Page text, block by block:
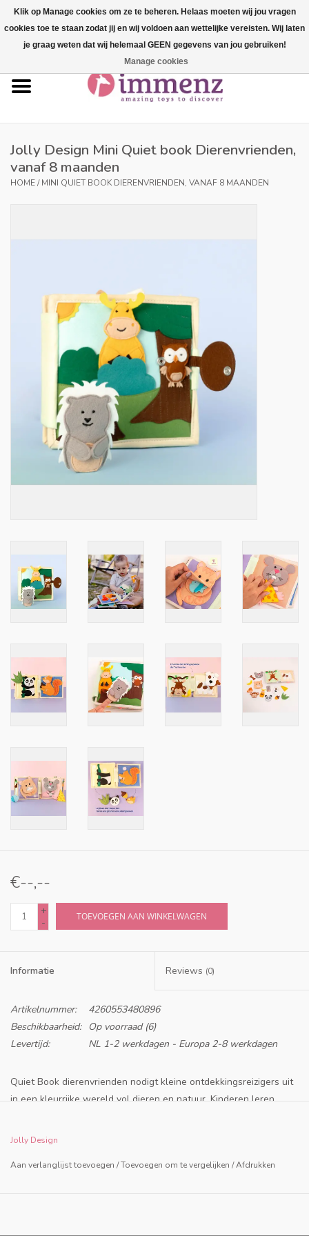
NIEUW in ons assortiment!
Onze merken
Professionals
Merken
Jolly Design Mini Quiet book Dierenvrienden,
vanaf 8 maanden
HOME/MINI QUIET BOOK DIERENVRIENDEN, VANAF 8 MAANDEN
€--,--
+
-
TOEVOEGEN AAN WINKELWAGEN
Informatie Reviews (0)
Artikelnummer:
4260553480896
Beschikbaarheid:
Op voorraad(6)
Levertijd:
NL 1-2 werkdagen - Europa 2-8 werkdagen
Quiet Book dierenvrienden nodigt kleine ontdekkingsreizigers uit
in een kleurrijke wereld vol dieren en natuur. Kinderen leren
eigen verhalen verzinnen.
Jolly Design
Aan verlanglijst toevoegen /Toevoegen om te vergelijken /Afdrukken
Klik op Manage cookies om ze te beheren. Helaas moeten wij jou vragen
cookies toe te staan zodat jij en wij voldoen aan wettelijke vereisten. Wij laten
je graag weten dat wij helemaal GEEN gegevens van jou gebruiken!
Manage cookies